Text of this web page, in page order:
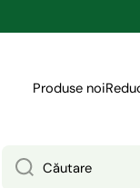
Produse noi
Căutare